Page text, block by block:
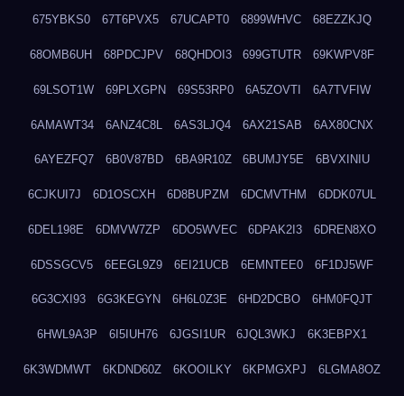
675YBKS0 67T6PVX5 67UCAPT0 6899WHVC 68EZZKJQ
68OMB6UH 68PDCJPV 68QHDOI3 699GTUTR 69KWPV8F
69LSOT1W 69PLXGPN 69S53RP0 6A5ZOVTI 6A7TVFIW
6AMAWT34 6ANZ4C8L 6AS3LJQ4 6AX21SAB 6AX80CNX
6AYEZFQ7 6B0V87BD 6BA9R10Z 6BUMJY5E 6BVXINIU
6CJKUI7J 6D1OSCXH 6D8BUPZM 6DCMVTHM 6DDK07UL
6DEL198E 6DMVW7ZP 6DO5WVEC 6DPAK2I3 6DREN8XO
6DSSGCV5 6EEGL9Z9 6EI21UCB 6EMNTEE0 6F1DJ5WF
6G3CXI93 6G3KEGYN 6H6L0Z3E 6HD2DCBO 6HM0FQJT
6HWL9A3P 6I5IUH76 6JGSI1UR 6JQL3WKJ 6K3EBPX1
6K3WDMWT 6KDND60Z 6KOOILKY 6KPMGXPJ 6LGMA8OZ